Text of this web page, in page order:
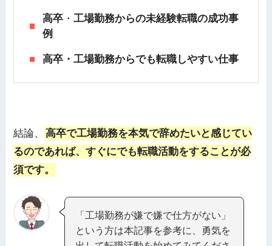
高卒 ・工場勤務からの未経験転職の成功事
例
高卒・工場勤務からでも転職しやすい仕事
結論、
高卒で工場勤務を本気で辞めたいと感じてい
るのであれば、すぐにでも転職活動をすることが必
須です。
「工場勤務が嫌で嫌で仕方がない」
という方は本記事を参考に、勇気を